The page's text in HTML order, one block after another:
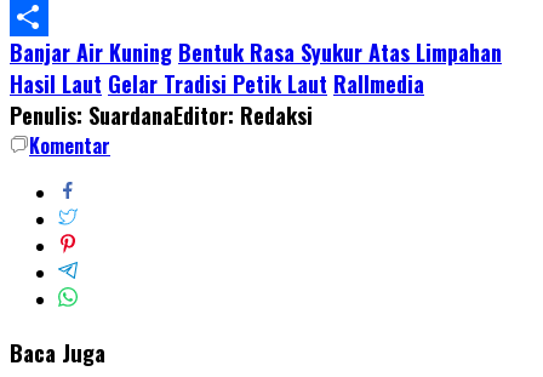
WhatsApp
Share
Banjar Air Kuning Bentuk Rasa Syukur Atas Limpahan
Hasil Laut Gelar Tradisi Petik Laut Rallmedia
Penulis: SuardanaEditor: Redaksi
Komentar
Baca Juga